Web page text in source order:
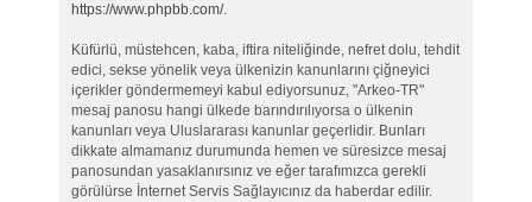
https://www.phpbb.com/.
Küfürlü, müstehcen, kaba, iftira niteliğinde, nefret dolu, tehdit
edici, sekse yönelik veya ülkenizin kanunlarını çiğneyici
içerikler göndermemeyi kabul ediyorsunuz, "Arkeo-TR"
mesaj panosu hangi ülkede barındırılıyorsa o ülkenin
kanunları veya Uluslararası kanunlar geçerlidir. Bunları
dikkate almamanız durumunda hemen ve süresizce mesaj
panosundan yasaklanırsınız ve eğer tarafımızca gerekli
görülürse İnternet Servis Sağlayıcınız da haberdar edilir.